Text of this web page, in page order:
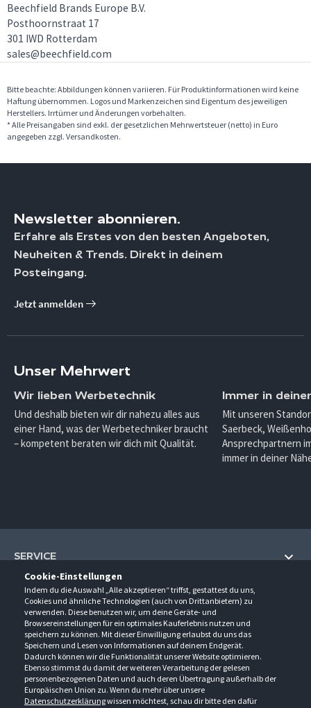
Cookie-Einstellungen
Indem du die Auswahl „Alle akzeptieren“ triffst, gestattest du uns,
Cookies und ähnliche Technologien (auch von Drittanbietern) zu
verwenden. Diese benutzen wir, um deine Geräte- und
Browsereinstellungen für ein optimales Kauferlebnis nutzen und
speichern zu können. Mit dieser Einwilligung erlaubst du uns das
Speichern und Lesen von Informationen auf deinem Endgerät.
Dadurch können wir die Funktionalität unserer Website optimieren.
Ebenso stimmst du damit der weiteren Verarbeitung der gelesen
personenbezogenen Daten und auch deren Übertragung außerhalb der
Europäischen Union zu. Wenn du mehr über unsere
Datenschutzerklärungwissen möchtest, schau dir bitte den dafür
Beechfield Brands Europe B.V.
Posthoornstraat 17
301 IWD Rotterdam
sales@beechfield.com
Bitte beachte: Abbildungen können variieren. Für Produktinformationen wird keine
Haftung übernommen. Logos und Markenzeichen sind Eigentum des jeweiligen
Herstellers. Irrtümer und Änderungen vorbehalten.
* Alle Preisangaben sind exkl. der gesetzlichen Mehrwertsteuer (netto) in Euro
angegeben zzgl. Versandkosten.
Newsletter abonnieren.
Erfahre als Erstes von den besten Angeboten,
Neuheiten & Trends. Direkt in deinem
Posteingang.
Jetzt anmelden
Unser Mehrwert
Wir lieben Werbetechnik
Und deshalb bieten wir dir nahezu alles aus
einer Hand, was der Werbetechniker braucht
– kompetent beraten wir dich mit Qualität.
Immer in
Mit unseren
Saerbeck,
Ansprechpartnern
immer in deiner
SERVICE
Hilfe und Information
Fragen und Antworten (FAQ)
Kontakt
Newsletter
Events
Downloads
UNTERNEHMEN
Über uns
Anfahrt
Ansprechpartner
Außendienstbesuch
Jobs & Ausbildung
KONTAKT
Gröner-Schulze GmbH
Sarirstraße 5
12529 Schönefeld
ÖFFNUNGSZEITEN
Montag - Donnerstag
9:00 - 17:00
Freitag
9:00 - 15:00
FOLGE UNS